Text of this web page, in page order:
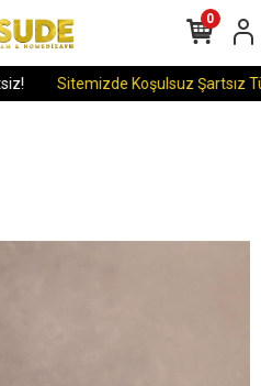
Sitemizde Koşulsuz Şartsız
0